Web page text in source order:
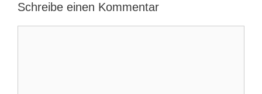
Schreibe einen Kommentar